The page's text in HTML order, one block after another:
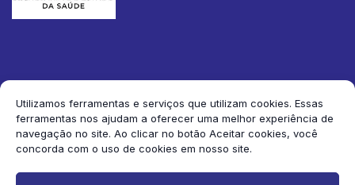
Utilizamos ferramentas e serviços que utilizam cookies. Essas
ferramentas nos ajudam a oferecer uma melhor experiência de
navegação no site. Ao clicar no botão Aceitar cookies, você
concorda com o uso de cookies em nosso site.
2026 Jornal de Corupá. Todos os direitos reservados.